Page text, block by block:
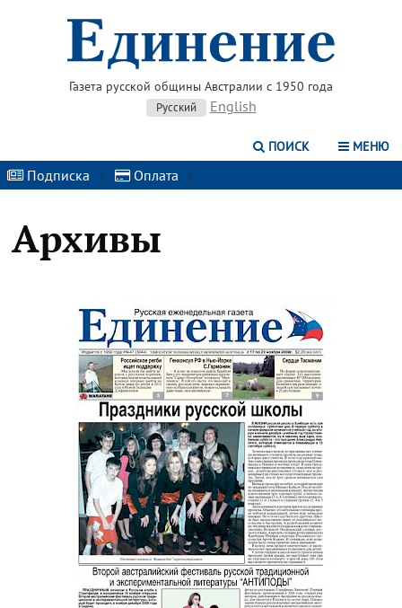
Газета русской общины Австралии с 1950 года
Русский English
ПОИСК МЕНЮ
Подписка | Оплата |
Архивы